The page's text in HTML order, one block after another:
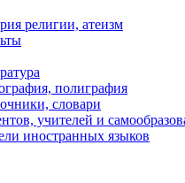
религии, атеизм
полиграфия
словари
учителей и
иностранных языков